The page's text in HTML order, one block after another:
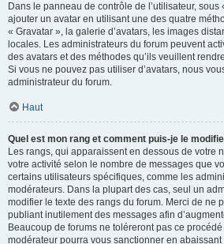
Dans le panneau de contrôle de l’utilisateur, sous
ajouter un avatar en utilisant une des quatre
« Gravatar », la galerie d’avatars, les images
locales. Les administrateurs du forum peuvent
des avatars et des méthodes qu’ils veuillent
Si vous ne pouvez pas utiliser d’avatars, nous
administrateur du forum.
Haut
Quel est mon rang et comment puis-je le
Les rangs, qui apparaissent en dessous de votre
votre activité selon le nombre de messages que
certains utilisateurs spécifiques, comme les
modérateurs. Dans la plupart des cas, seul un
modifier le texte des rangs du forum. Merci de ne
publiant inutilement des messages afin
Beaucoup de forums ne toléreront pas ce
modérateur pourra vous sanctionner en abaissant